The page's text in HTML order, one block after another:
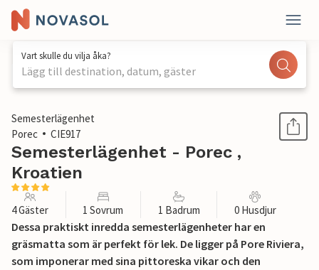
Vart skulle du vilja åka?
Lägg till destination, datum, gäster
1 / 21
Semesterlägenhet
Porec
CIE917
Semesterlägenhet - Porec ,
Kroatien
4 Gäster 1 Sovrum 1 Badrum 0 Husdjur
Dessa praktiskt inredda semesterlägenheter har en
gräsmatta som är perfekt för lek. De ligger på Pore Riviera,
som imponerar med sina pittoreska vikar och den